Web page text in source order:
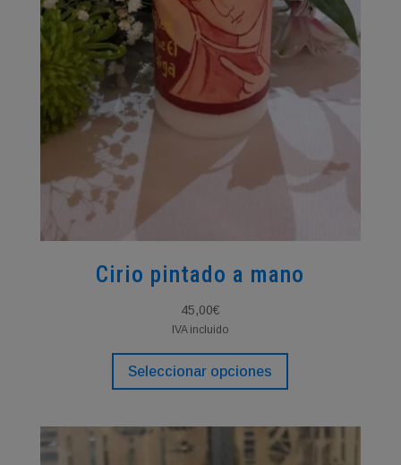
Cirio pintado a mano
45,00€
IVA incluido
Seleccionar opciones
tiene
variantes.